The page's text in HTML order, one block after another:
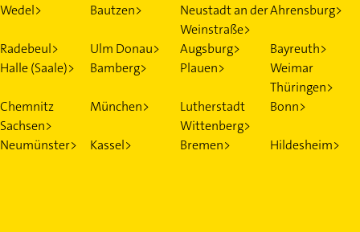
Wedel> Bautzen>
Neustadt an der
Weinstraße>
Ahrensburg>
Radebeul> Ulm Donau> Augsburg>
Bayreuth>
Halle (Saale)>
Bamberg> Plauen>
Weimar
Thüringen>
Chemnitz
Sachsen>
München>
Lutherstadt
Wittenberg>
Bonn>
Neumünster> Kassel> Bremen> Hildesheim>